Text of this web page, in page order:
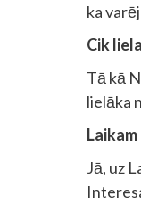
ka
Cik
Tā kā
lielāka
Jā, uz